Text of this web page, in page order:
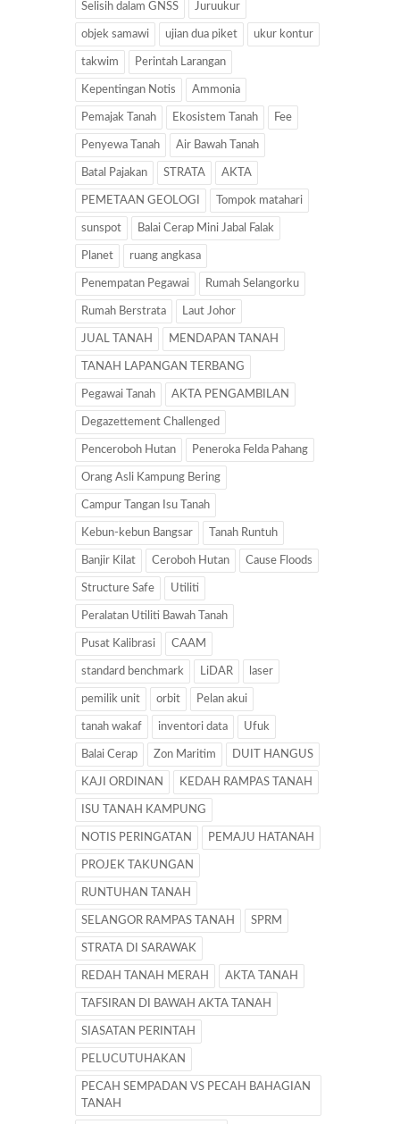
Selisih dalam GNSS Juruukur
objek samawi ujian dua piket ukur kontur
takwim Perintah Larangan
Kepentingan Notis Ammonia
Pemajak Tanah Ekosistem Tanah Fee
Penyewa Tanah Air Bawah Tanah
Batal Pajakan STRATA AKTA
PEMETAAN GEOLOGI Tompok matahari
sunspot Balai Cerap Mini Jabal Falak
Planet ruang angkasa
Penempatan Pegawai Rumah Selangorku
Rumah Berstrata Laut Johor
JUAL TANAH MENDAPAN TANAH
TANAH LAPANGAN TERBANG
Pegawai Tanah AKTA PENGAMBILAN
Degazettement Challenged
Penceroboh Hutan Peneroka Felda Pahang
Orang Asli Kampung Bering
Campur Tangan Isu Tanah
Kebun-kebun Bangsar Tanah Runtuh
Banjir Kilat Ceroboh Hutan Cause Floods
Structure Safe Utiliti
Peralatan Utiliti Bawah Tanah
Pusat Kalibrasi CAAM
standard benchmark LiDAR laser
pemilik unit orbit Pelan akui
tanah wakaf inventori data Ufuk
Balai Cerap Zon Maritim DUIT HANGUS
KAJI ORDINAN KEDAH RAMPAS TANAH
ISU TANAH KAMPUNG
NOTIS PERINGATAN PEMAJU HATANAH
PROJEK TAKUNGAN
RUNTUHAN TANAH
SELANGOR RAMPAS TANAH SPRM
STRATA DI SARAWAK
REDAH TANAH MERAH AKTA TANAH
TAFSIRAN DI BAWAH AKTA TANAH
SIASATAN PERINTAH
PELUCUTUHAKAN
PECAH SEMPADAN VS PECAH BAHAGIAN
TANAH